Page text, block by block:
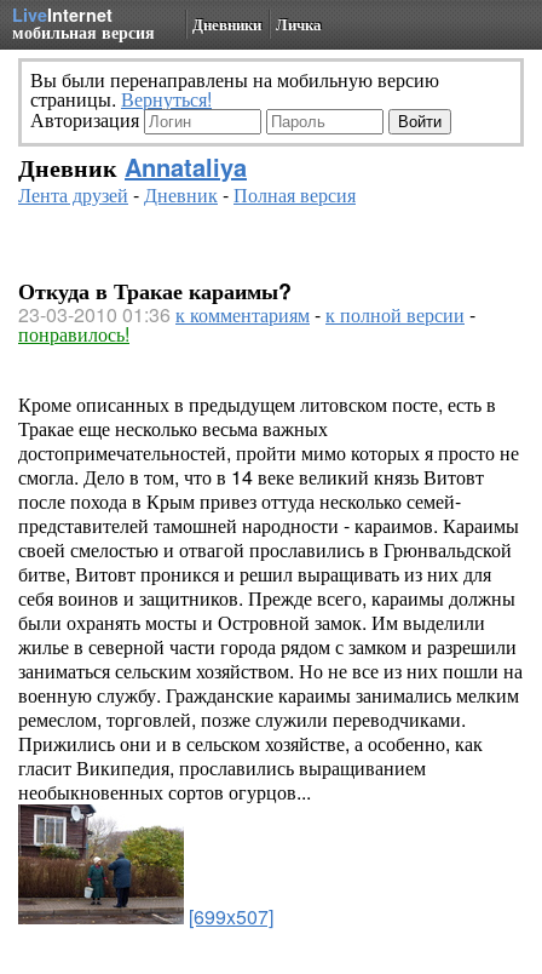
LiveInternet
мобильная версия Дневники Личка
Вы были перенаправлены на мобильную версию
страницы. Вернуться!
Авторизация
Дневник Annataliya
Лента друзей -Дневник-Полная версия
Откуда в Тракае караимы?
23-03-2010 01:36 к комментариям-к полной версии -
понравилось!
Кроме описанных в предыдущем литовском посте, есть в
Тракае еще несколько весьма важных
достопримечательностей, пройти мимо которых я просто не
смогла. Дело в том, что в 14 веке великий князь Витовт
после похода в Крым привез оттуда несколько семей-
представителей тамошней народности - караимов. Караимы
своей смелостью и отвагой прославились в Грюнвальдской
битве, Витовт проникся и решил выращивать из них для
себя воинов и защитников. Прежде всего, караимы должны
были охранять мосты и Островной замок. Им выделили
жилье в северной части города рядом с замком и разрешили
заниматься сельским хозяйством. Но не все из них пошли на
военную службу. Гражданские караимы занимались мелким
ремеслом, торговлей, позже служили переводчиками.
Прижились они и в сельском хозяйстве, а особенно, как
гласит Википедия, прославились выращиванием
необыкновенных сортов огурцов...
[699x507]